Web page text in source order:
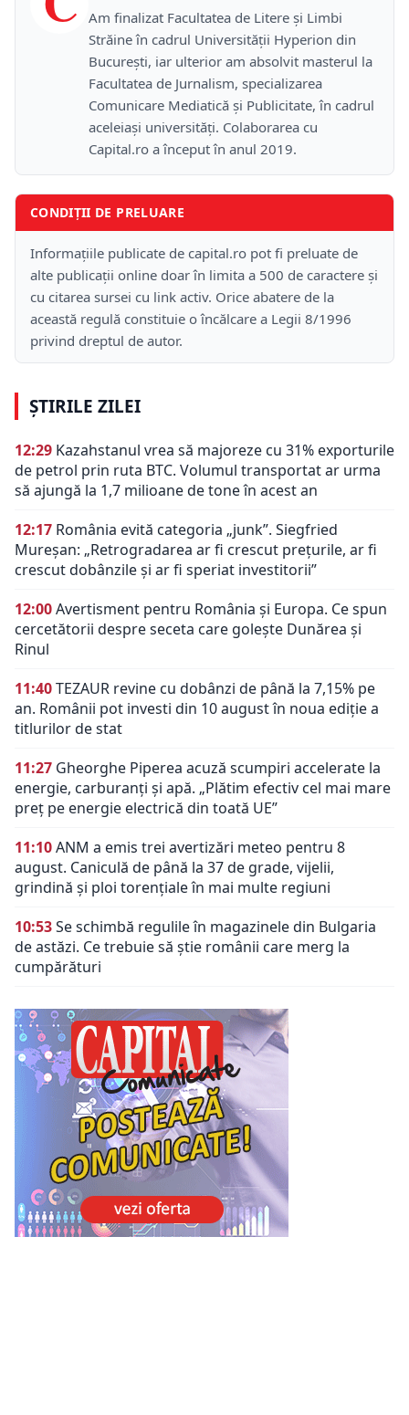
Am finalizat Facultatea de Litere și Limbi
Străine în cadrul Universității Hyperion din
București, iar ulterior am absolvit masterul la
Facultatea de Jurnalism, specializarea
Comunicare Mediatică și Publicitate, în cadrul
aceleiași universități. Colaborarea cu
Capital.ro a început în anul 2019.
CONDIȚII DE PRELUARE
Informațiile publicate de capital.ro pot fi preluate de
alte publicații online doar în limita a 500 de caractere și
cu citarea sursei cu link activ. Orice abatere de la
această regulă constituie o încălcare a Legii 8/1996
privind dreptul de autor.
ȘTIRILE ZILEI
12:29 Kazahstanul vrea să majoreze cu 31% exporturile
de petrol prin ruta BTC. Volumul transportat ar urma
să ajungă la 1,7 milioane de tone în acest an
12:17 România evită categoria „junk”. Siegfried
Mureșan: „Retrogradarea ar fi crescut preţurile, ar fi
crescut dobânzile şi ar fi speriat investitorii”
12:00Avertisment pentru România și Europa. Ce spun
cercetătorii despre seceta care golește Dunărea și
Rinul
11:40TEZAUR revine cu dobânzi de până la 7,15% pe
an. Românii pot investi din 10 august în noua ediție a
titlurilor de stat
11:27 Gheorghe Piperea acuză scumpiri accelerate la
energie, carburanți și apă. „Plătim efectiv cel mai mare
preț pe energie electrică din toată UE”
11:10ANM a emis trei avertizări meteo pentru 8
august. Caniculă de până la 37 de grade, vijelii,
grindină și ploi torențiale în mai multe regiuni
10:53Se schimbă regulile în magazinele din Bulgaria
de astăzi. Ce trebuie să știe românii care merg la
cumpărături